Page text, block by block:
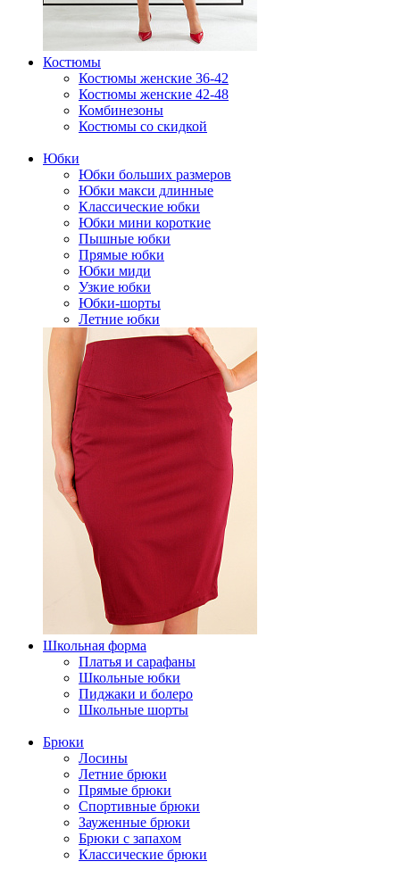
Костюмы
Костюмы женские 36-42
Костюмы женские 42-48
Комбинезоны
Костюмы со скидкой
Юбки
Юбки больших размеров
Юбки макси длинные
Классические юбки
Юбки мини короткие
Пышные юбки
Прямые юбки
Юбки миди
Узкие юбки
Юбки-шорты
Летние юбки
Школьная форма
Платья и сарафаны
Школьные юбки
Пиджаки и болеро
Школьные шорты
Брюки
Лосины
Летние брюки
Прямые брюки
Спортивные брюки
Зауженные брюки
Брюки с запахом
Классические брюки